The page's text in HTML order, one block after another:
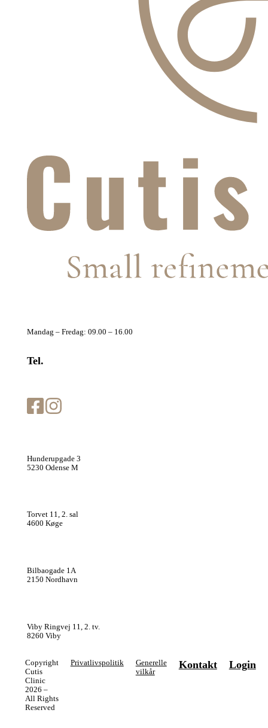
Mandag – Fredag: 09.00 – 16.00
Tel.
Hunderupgade 3
5230 Odense M
Torvet 11, 2. sal
4600 Køge
Bilbaogade 1A
2150 Nordhavn
Viby Ringvej 11, 2. tv.
8260 Viby
Copyright
Cutis
Clinic
2026 –
All Rights
Reserved
Privatlivspolitik
Generelle
vilkår
Kontakt Login